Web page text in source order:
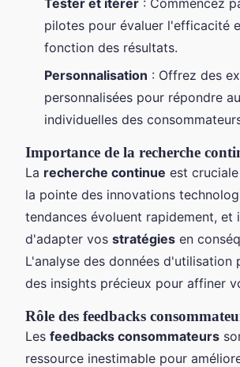
Tester et itérer : Commencez
pilotes pour évaluer l'efficacité
fonction des résultats.
Personnalisation : Offrez des
personnalisées pour répondre
individuelles des
Importance de la recherche
La recherche continue est
la pointe des innovations
tendances évoluent rapidement, et
d'adapter vos stratégies en
L'analyse des données d'utilisation
des insights précieux pour affiner
Rôle des feedbacks
Les feedbacks consommateurs
ressource inestimable pour